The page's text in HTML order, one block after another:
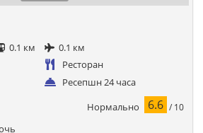
0.1 км
0.1 км
Ресторан
Ресепшн 24 часа
Нормально 6.6 / 10